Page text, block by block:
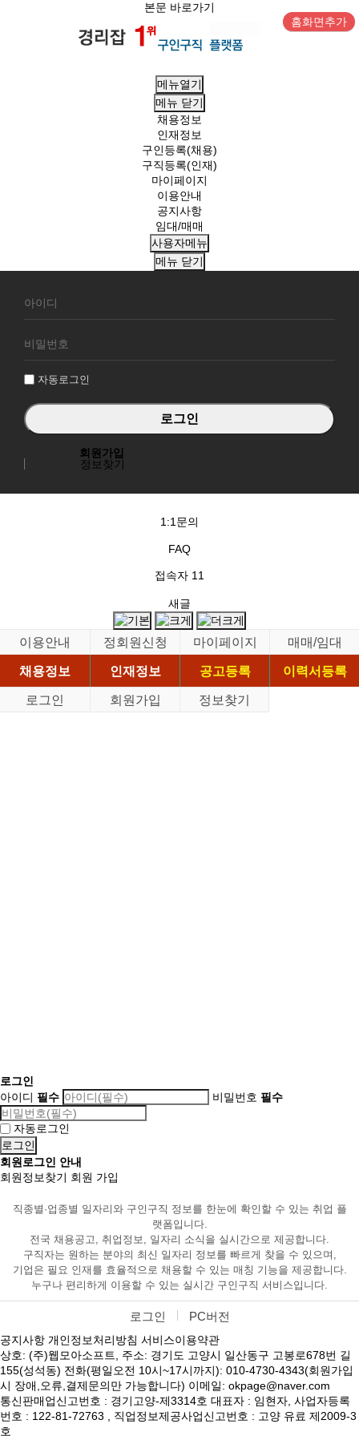
본문 바로가기
홈화면추가
메뉴열기
메뉴 닫기
채용정보
인재정보
구인등록(채용)
구직등록(인재)
마이페이지
이용안내
공지사항
임대/매매
사용자메뉴
메뉴 닫기
원
그
자동로그인
회원가입
정보찾기
1:1문의
FAQ
접속자 11
새글
이용안내 정회원신청 마이페이지
매매/임대
채용정보
인재정보 공고등록
이력서등록
로그인
회원가입 정보찾기
로그인
아이디 필수 비밀번호 필수
자동로그인
회원로그인 안내
회원정보찾기 회원 가입
직종별·업종별 일자리와 구인구직 정보를 한눈에 확인할 수 있는 취업 플
랫폼입니다.
전국 채용공고, 취업정보, 일자리 소식을 실시간으로 제공합니다.
구직자는 원하는 분야의 최신 일자리 정보를 빠르게 찾을 수 있으며,
기업은 필요 인재를 효율적으로 채용할 수 있는 매칭 기능을 제공합니다.
누구나 편리하게 이용할 수 있는 실시간 구인구직 서비스입니다.
로그인 PC버전
공지사항 개인정보처리방침 서비스이용약관
상호: (주)웹모아소프트, 주소: 경기도 고양시 일산동구 고봉로678번 길
155(성석동) 전화(평일오전 10시~17시까지): 010-4730-4343(회원가입
시 장애,오류,결제문의만 가능합니다) 이메일: okpage@naver.com
통신판매업신고번호 : 경기고양-제3314호 대표자 : 임현자, 사업자등록
번호 : 122-81-72763 , 직업정보제공사업신고번호 : 고양 유료 제2009-3
호